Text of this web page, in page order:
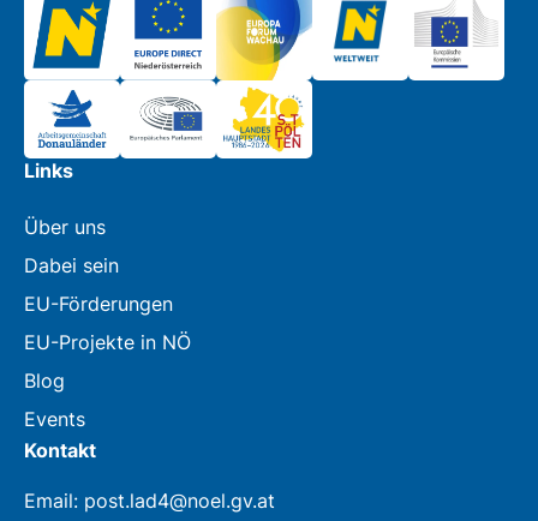
Links
Über uns
Dabei sein
EU-Förderungen
EU-Projekte in NÖ
Blog
Events
Kontakt
Email: post.lad4@noel.gv.at